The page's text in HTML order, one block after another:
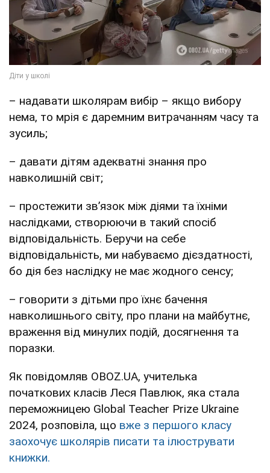
– надавати школярам вибір – якщо вибору
нема, то мрія є даремним витрачанням часу та
зусиль;
– давати дітям адекватні знання про
навколишній світ;
– простежити зв’язок між діями та їхніми
наслідками, створюючи в такий спосіб
відповідальність. Беручи на себе
відповідальність, ми набуваємо дієздатності,
бо дія без наслідку не має жодного сенсу;
– говорити з дітьми про їхнє бачення
навколишнього світу, про плани на майбутнє,
враження від минулих подій, досягнення та
поразки.
Як повідомляв OBOZ.UA, учителька
початкових класів Леся Павлюк, яка стала
переможницею Global Teacher Prize Ukraine
2024, розповіла, що вже з першого класу
заохочує школярів писати та ілюструвати
книжки.